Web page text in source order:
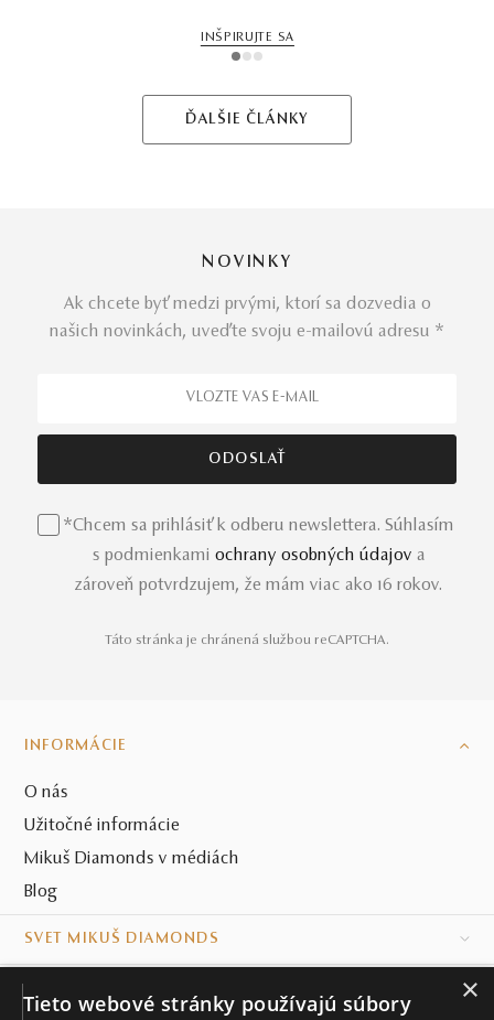
INŠPIRUJTE SA
1 2 3
ĎALŠIE ČLÁNKY
NOVINKY
Ak chcete byť medzi prvými, ktorí sa dozvedia o
našich novinkách, uveďte svoju e-mailovú adresu *
*Chcem sa prihlásiť k odberu newslettera. Súhlasím
s podmienkami ochrany osobných údajov a
zároveň potvrdzujem, že mám viac ako 16 rokov.
Táto stránka je chránená službou reCAPTCHA.
INFORMÁCIE
O nás
Užitočné informácie
Mikuš Diamonds v médiách
Blog
SVET MIKUŠ DIAMONDS
×
Tieto webové stránky používajú súbory